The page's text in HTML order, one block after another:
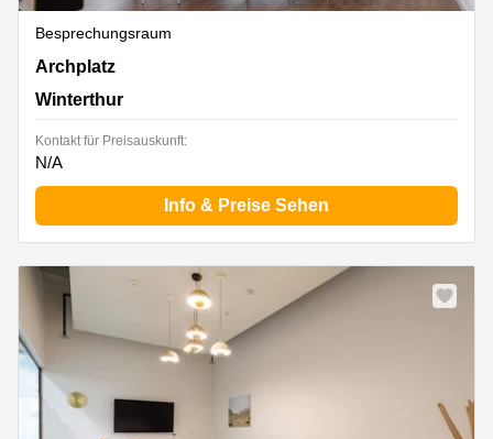
Besprechungsraum
Archplatz 2,2. Stock, Winterthur
Archplatz
Winterthur
Kontakt für Preisauskunft:
N/A
Info & Preise Sehen